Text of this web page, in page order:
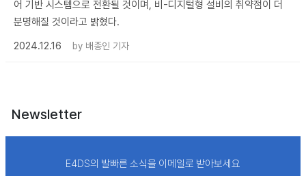
어 기반 시스템으로 전환될 것이며, 비-디지털형 설비의 취약점이 더
분명해질 것이라고 밝혔다.
2024.12.16
by 배종인 기자
Newsletter
E4DS의 발빠른 소식을 이메일로 받아보세요